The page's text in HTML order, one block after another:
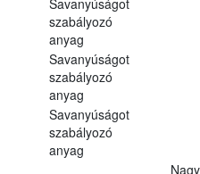
szabályozó
anyag
Savanyúságot
szabályozó
anyag
Savanyúságot
szabályozó
anyag